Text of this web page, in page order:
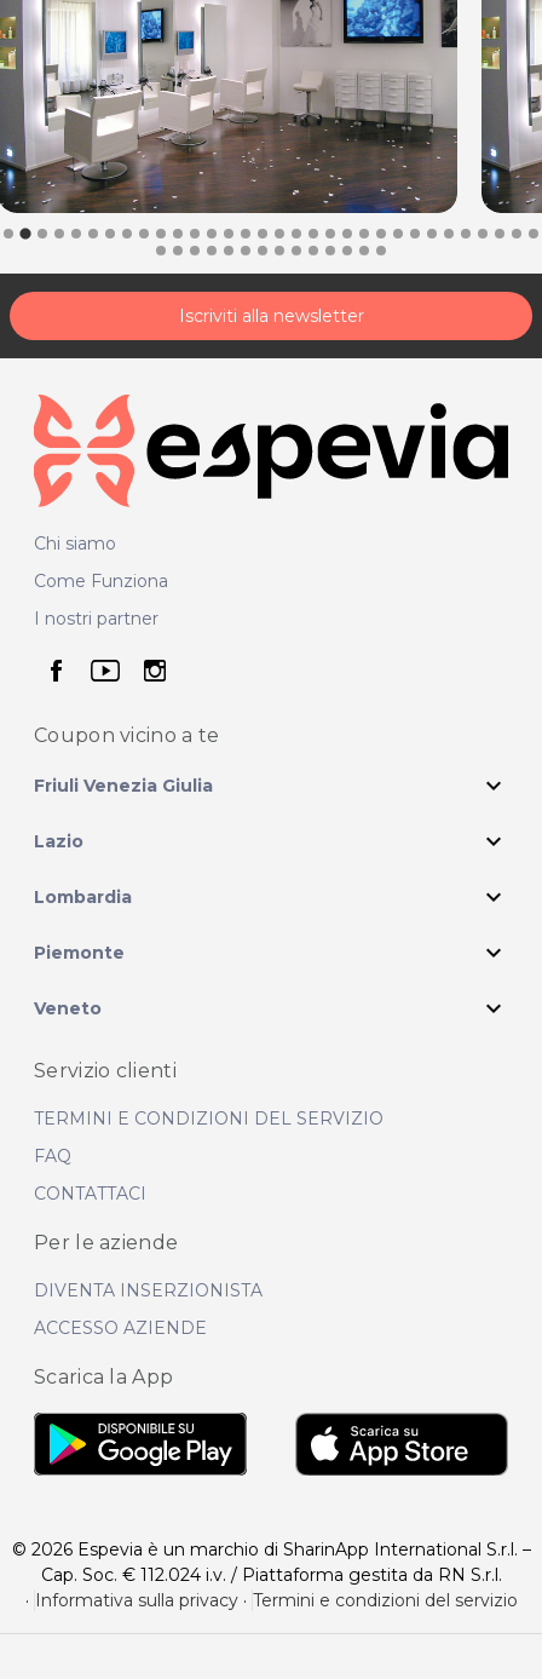
Iscriviti alla newsletter
Chi siamo
Come Funziona
I nostri partner
seguici su facebook
seguici su youtube
seguici su instagram
Coupon vicino a te
Friuli Venezia Giulia expand_more
Lazio expand_more
Lombardia expand_more
Piemonte expand_more
Veneto expand_more
Servizio clienti
TERMINI E CONDIZIONI DEL SERVIZIO
FAQ
CONTATTACI
Per le aziende
DIVENTA INSERZIONISTA
ACCESSO AZIENDE
Scarica la App
© 2026 Espevia è un marchio di SharinApp International S.r.l. –
Cap. Soc. € 112.024 i.v. / Piattaforma gestita da RN S.r.l.
·
Informativa sulla privacy· Termini e condizioni del servizio